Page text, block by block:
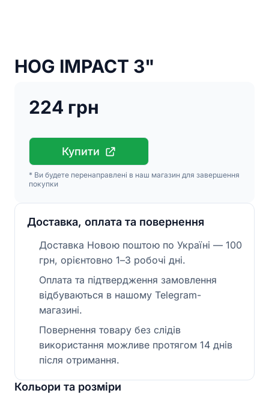
HOG IMPACT 3"
224 грн
Купити
* Ви будете перенаправлені в наш магазин для завершення
покупки
Доставка, оплата та повернення
Доставка Новою поштою по Україні — 100
грн, орієнтовно 1–3 робочі дні.
Оплата та підтвердження замовлення
відбуваються в нашому Telegram-
магазині.
Повернення товару без слідів
використання можливе протягом 14 днів
після отримання.
Кольори та розміри